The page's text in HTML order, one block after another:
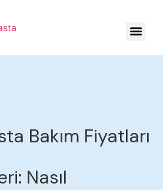
Bakım Fiyatları
Nasıl